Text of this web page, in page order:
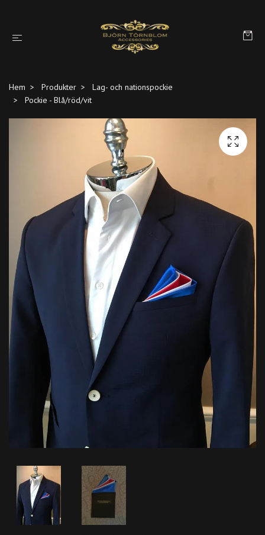
Hem Produkter
Lag- och nationspockie
Pockie - Blå/röd/vit